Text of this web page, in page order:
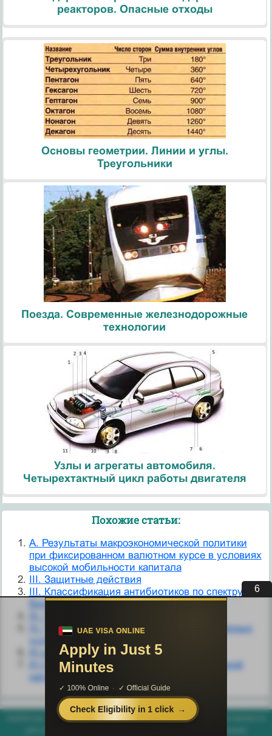
реакторов. Опасные отходы
Основы геометрии. Линии и углы.
Треугольники
Поезда. Современные железнодорожные
технологии
Узлы и агрегаты автомобиля.
Четырехтактный цикл работы двигателя
Похожие статьи:
A. Результаты макроэкономической политики
при фиксированном валютном курсе в условиях
высокой мобильности капитала
III. Защитные действия
III. Классификация антибиотиков по спектру
биологического действия
IV. Теории денег и их развитие в современных
условиях
А) в амбулаторных условиях
А) От действия равномерно распределенной
нагрузки
helpiks.org - Хелпикс.Орг - 2014-2026 год. Материал сайта представляется
6